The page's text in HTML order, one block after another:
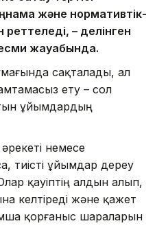
және нормативтік-
реттеледі, – делінген
жауабында.
сақталады, ал
ету – сол
ұйымдардың
немесе
тиісті ұйымдар дереу
қауіптің алдын алып,
келтіреді және қажет
қорғаныс шараларын